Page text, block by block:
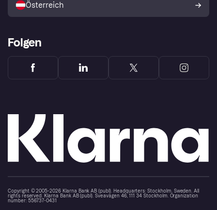
Österreich
Folgen
Copyright © 2005-2026 Klarna Bank AB (publ). Headquarters: Stockholm, Sweden. All
rights reserved. Klarna Bank AB (publ). Sveavägen 46, 111 34 Stockholm. Organization
number: 556737-0431